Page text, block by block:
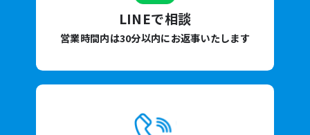
LINEで相談
営業時間内は30分以内にお返事いたします